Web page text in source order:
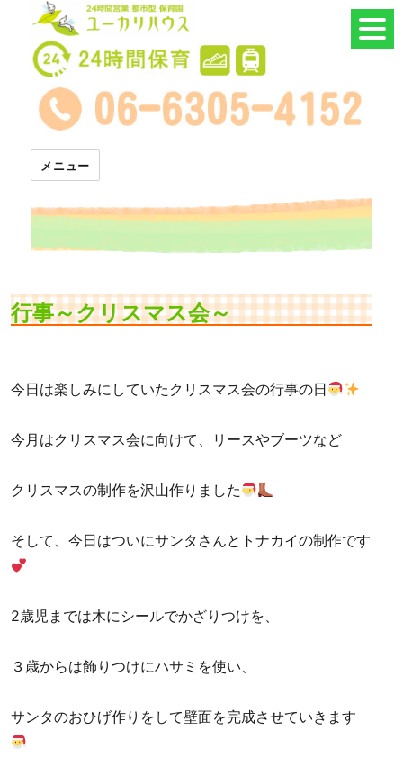
24時間託児所 ユーカリハウス
メニュー
行事～クリスマス会～
今日は楽しみにしていたクリスマス会の行事の日
今月はクリスマス会に向けて、リースやブーツなど
クリスマスの制作を沢山作りました
そして、今日はついにサンタさんとトナカイの制作です
2歳児までは木にシールでかざりつけを、
３歳からは飾りつけにハサミを使い、
サンタのおひげ作りをして壁面を完成させていきます